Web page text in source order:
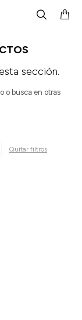
sección.
o busca en otras
Quitar filtros